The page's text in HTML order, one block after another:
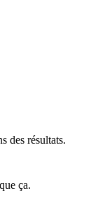
des résultats.
ça.